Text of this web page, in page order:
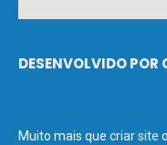
DESENVOLVIDO POR
Muito mais que criar site